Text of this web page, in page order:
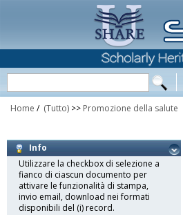
Home / (Tutto) >> Promozione della salute
Info
Utilizzare la checkbox di selezione a
fianco di ciascun documento per
attivare le funzionalità di stampa,
invio email, download nei formati
disponibili del (i) record.